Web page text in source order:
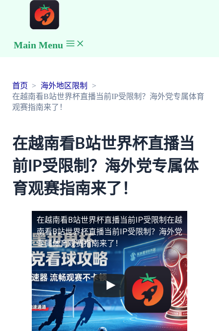
Main Menu
首页
海外地区限制
在越南看B站世界杯直播当前IP受限制？海外党专属体育
观赛指南来了！
在越南看B站世界杯直播当
前IP受限制？海外党专属体
育观赛指南来了！
在越南看B站世界杯直播当前IP受限制 在越
南看B站世界杯直播当前IP受限制？海外党
专属体育观赛指南来了！